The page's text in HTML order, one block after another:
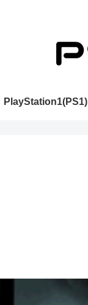
PlayStation1(PS1)